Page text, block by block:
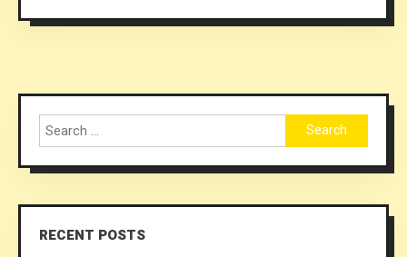
Search
for:
RECENT POSTS